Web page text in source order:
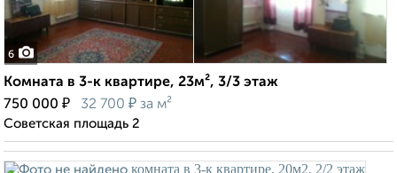
6
Комната в 3-к квартире, 23м², 3/3 этаж
750 000 ₽ 32 700 ₽ за м²
Советская площадь 2